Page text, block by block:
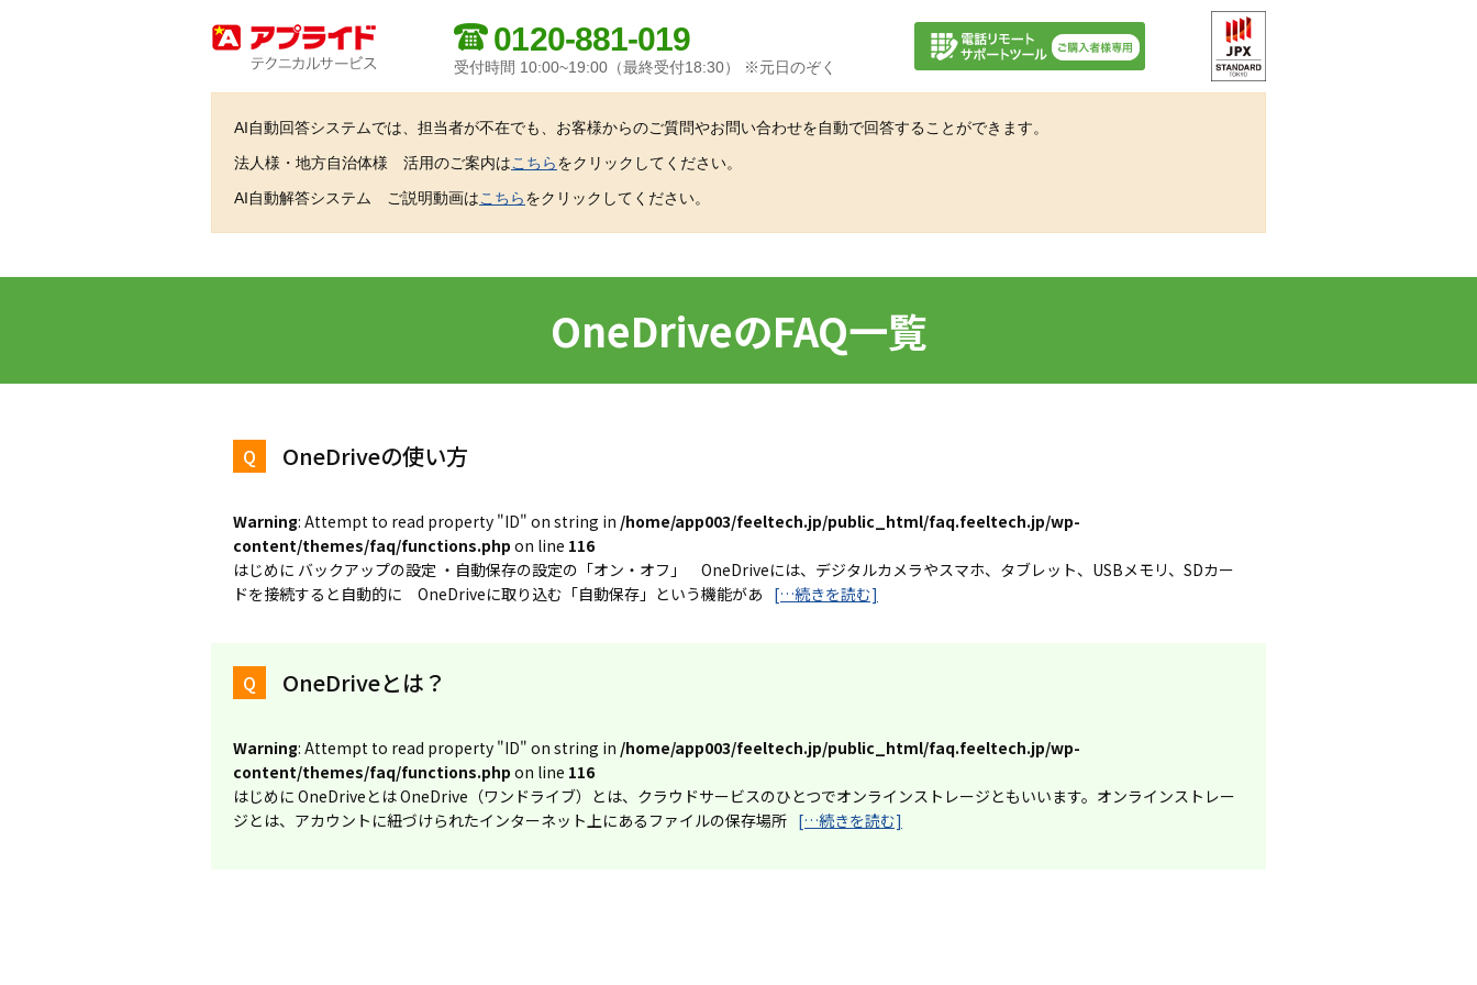
0120-881-019
受付時間 10:00~19:00（最終受付18:30） ※元日のぞく
AI自動回答システムでは、担当者が不在でも、お客様からのご質問やお問い合わせを自動で回答することができます。
法人様・地方自治体様 活用のご案内はこちらをクリックしてください。
AI自動解答システム ご説明動画はこちらをクリックしてください。
OneDriveのFAQ一覧
OneDriveの使い方
Warning: Attempt to read property "ID" on string in /home/app003/feeltech.jp/public_html/faq.feeltech.jp/wp-
content/themes/faq/functions.php on line 116
はじめに バックアップの設定 ・自動保存の設定の「オン・オフ」 OneDriveには、デジタルカメラやスマホ、タブレット、USBメモリ、SDカー
ドを接続すると自動的に OneDriveに取り込む「自動保存」という機能があ […続きを読む]
OneDriveとは？
Warning: Attempt to read property "ID" on string in /home/app003/feeltech.jp/public_html/faq.feeltech.jp/wp-
content/themes/faq/functions.php on line 116
はじめに OneDriveとは OneDrive（ワンドライブ）とは、クラウドサービスのひとつでオンラインストレージともいいます。オンラインストレー
ジとは、アカウントに紐づけられたインターネット上にあるファイルの保存場所 […続きを読む]